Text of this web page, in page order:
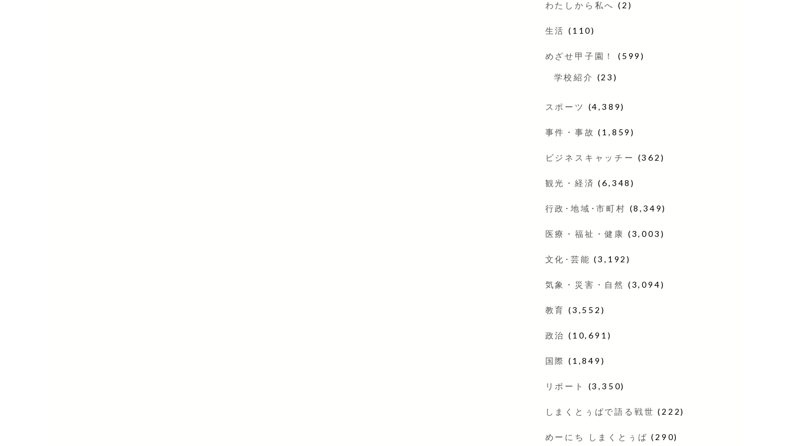
わたしから私へ (2)
生活 (110)
めざせ甲子園！ (599)
学校紹介 (23)
スポーツ (4,389)
事件・事故 (1,859)
ビジネスキャッチー (362)
観光・経済 (6,348)
行政･地域･市町村 (8,349)
医療・福祉・健康 (3,003)
文化･芸能 (3,192)
気象・災害・自然 (3,094)
教育 (3,552)
政治 (10,691)
国際 (1,849)
リポート (3,350)
しまくとぅばで語る戦世 (222)
めーにち しまくとぅば (290)